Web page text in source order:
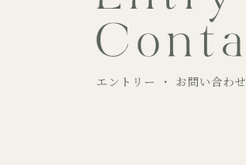
エントリー ・ お問い合わせ